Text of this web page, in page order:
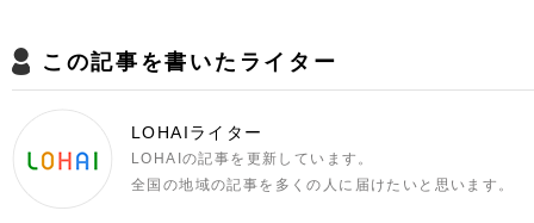
この記事を書いたライター
LOHAIライター
LOHAIの記事を更新しています。
全国の地域の記事を多くの人に届けたいと思います。